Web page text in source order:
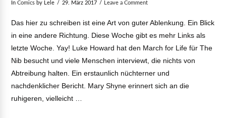
InComics by Lele 29. März 2017 Leave a Comment
Das hier zu schreiben ist eine Art von guter Ablenkung. Ein Blick
in eine andere Richtung. Diese Woche gibt es mehr Links als
letzte Woche. Yay! Luke Howard hat den March for Life für The
Nib besucht und viele Menschen interviewt, die nichts von
Abtreibung halten. Ein erstaunlich nüchterner und
nachdenklicher Bericht. Mary Shyne erinnert sich an die
ruhigeren, vielleicht …